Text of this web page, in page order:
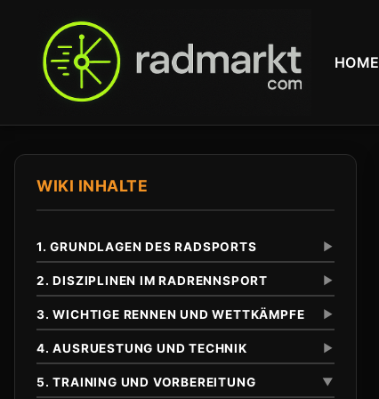
HOME
WIKI INHALTE
1. GRUNDLAGEN DES RADSPORTS ▼
Definition und Abgrenzung
Unterschied zu anderen Radsportarten
Anfaenge im 19. Jahrhundert
2. DISZIPLINEN IM RADRENNSPORT ▼
Eintagesrennen
Klassiker
3. WICHTIGE RENNEN UND WETTKÄMPFE ▼
Tour de France
4. AUSRUESTUNG UND TECHNIK ▼
5. TRAINING UND VORBEREITUNG ▼